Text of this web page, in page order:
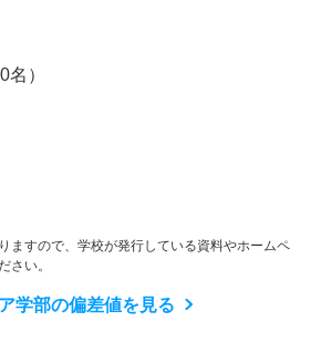
）
ますので、学校が発行している資料やホームペ
さい。
学部の偏差値を見る